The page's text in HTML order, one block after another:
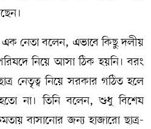
এক নেতা বলেন, এভাবে কিছু দলীয়
নিয়ে আসা ঠিক হয়নি। বরং
নেতৃত্ব নিয়ে সরকার গঠিত হলে
না। তিনি বলেন, শুধু বিশেষ
বাসানোর জন্য হাজারো ছাত্র-